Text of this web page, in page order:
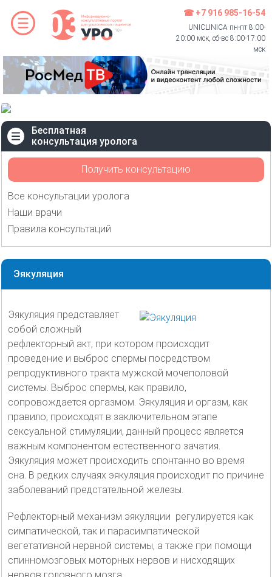
☎ +7 916 985-16-54
UNICLINICA пн-пт 8:00-
20:00 мск, сб-вс 8:00-17:00
мск
Бесплатная
консультация уролога
Получить консультацию
Все консультации уролога
Наши врачи
Правила консультаций
Эякуляция
Эякуляция представляет
собой сложный
рефлекторный акт, при котором происходит
проведение и выброс спермы посредством
репродуктивного тракта мужской мочеполовой
системы. Выброс спермы, как правило,
сопровождается оргазмом. Эякуляция и оргазм, как
правило, происходят в заключительном этапе
сексуальной стимуляции, данный процесс является
важным компонентом естественного зачатия.
Эякуляция может происходить спонтанно во время
сна. В редких случаях эякуляция происходит по причине
заболеваний предстательной железы.
Рефлекторный механизм эякуляции регулируется как
симпатической, так и парасимпатической
вегетативной нервной системы, а также при помощи
спинномозговых моторных нервов и нисходящих